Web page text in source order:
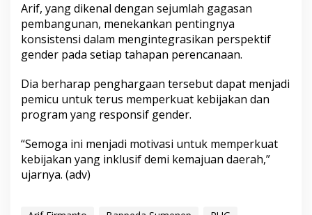
u
s
i
f
Arif, yang dikenal dengan sejumlah gagasan
pembangunan, menekankan pentingnya
konsistensi dalam mengintegrasikan perspektif
gender pada setiap tahapan perencanaan.
Dia berharap penghargaan tersebut dapat menjadi
pemicu untuk terus memperkuat kebijakan dan
program yang responsif gender.
“Semoga ini menjadi motivasi untuk memperkuat
kebijakan yang inklusif demi kemajuan daerah,”
ujarnya. (adv)